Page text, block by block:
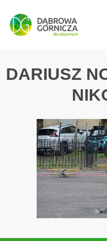
PRZEJDŹ DO MENU
PRZEJDŹ DO
PRZEJDŹ DO TREŚCI
DARIUSZ